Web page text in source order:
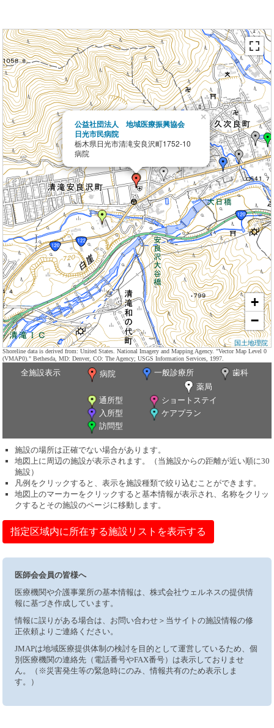
公益社団法人 地域医療振興協会
日光市民病院
栃木県日光市清滝安良沢町1752-10
病院
×
+
−
国土地理院
Shoreline data is derived from: United States. National Imagery and Mapping Agency. "Vector Map Level 0
(VMAP0)." Bethesda, MD: Denver, CO: The Agency; USGS Information Services, 1997.
全施設表示 病院 一般診療所
歯科
薬局
通所型
ショートステイ
入所型
ケアプラン
訪問型
施設の場所は正確でない場合があります。
地図上に周辺の施設が表示されます。（当施設からの距離が近い順に30
施設）
凡例をクリックすると、表示を施設種類で絞り込むことができます。
地図上のマーカーをクリックすると基本情報が表示され、名称をクリッ
クするとその施設のページに移動します。
指定区域内に所在する施設リストを表示する
医師会会員の皆様へ
医療機関や介護事業所の基本情報は、株式会社ウェルネスの提供情
報に基づき作成しています。
情報に誤りがある場合は、お問い合わせ＞当サイトの施設情報の修
正依頼よりご連絡ください。
JMAPは地域医療提供体制の検討を目的として運営しているため、個
別医療機関の連絡先（電話番号やFAX番号）は表示しておりませ
ん。（※災害発生等の緊急時にのみ、情報共有のため表示しま
す。）